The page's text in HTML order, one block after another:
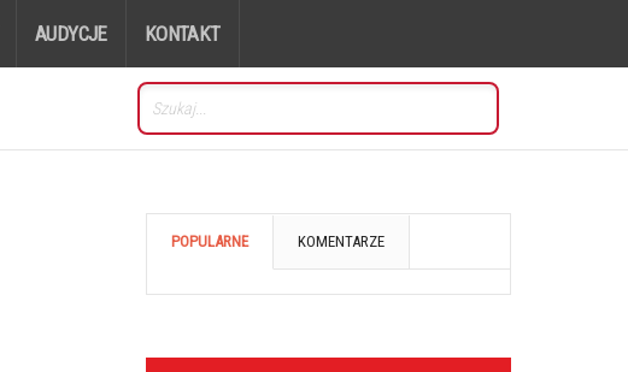
AUDYCJE KONTAKT
POPULARNE KOMENTARZE